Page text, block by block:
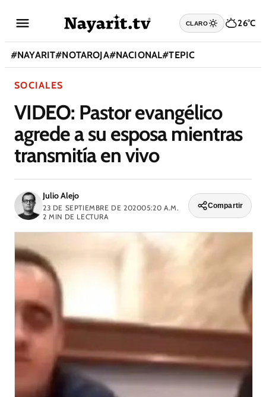
CLARO 26°C
#NAYARIT#NOTAROJA#NACIONAL#TEPIC
SOCIALES
VIDEO: Pastor evangélico
agrede a su esposa mientras
transmitía en vivo
Julio Alejo
23 DE SEPTIEMBRE DE 202005:20 A.M.
2 MIN DE LECTURA
Compartir